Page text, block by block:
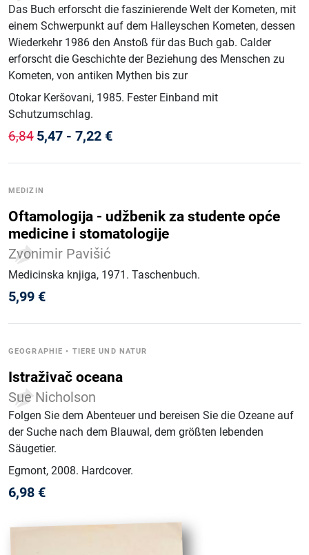
Das Buch erforscht die faszinierende Welt der Kometen, mit
einem Schwerpunkt auf dem Halleyschen Kometen, dessen
Wiederkehr 1986 den Anstoß für das Buch gab. Calder
erforscht die Geschichte der Beziehung des Menschen zu
Kometen, von antiken Mythen bis zur
Otokar Keršovani, 1985. Fester Einband mit
Schutzumschlag.
6,84 5,47 - 7,22 €
MEDIZIN
Oftamologija - udžbenik za studente opće
medicine i stomatologije
Zvonimir Pavišić
Medicinska knjiga, 1971 . Taschenbuch.
5,99 €
GEOGRAPHIE • TIERE UND NATUR
Istraživač oceana
Sue Nicholson
Folgen Sie dem Abenteuer und bereisen Sie die Ozeane auf
der Suche nach dem Blauwal, dem größten lebenden
Säugetier.
Egmont, 2008. Hardcover.
6,98 €